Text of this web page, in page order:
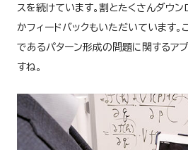
スを続けています。割とたくさんダウン
かフィードバックもいただいています
であるパターン形成の問題に関するア
すね。